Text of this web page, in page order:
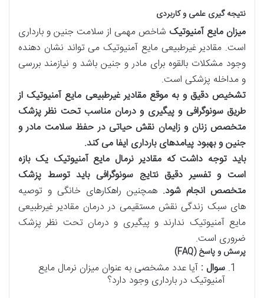
نتیجه گیری علمی و کاربردی
میزان مایع آمنیوتیک شاخص مهمی از سلامت جنین و بارداری
است. مقادیر غیرطبیعی مایع آمنیوتیک می تواند نشان دهنده
وجود مشکلات بالقوه برای مادر و جنین باشد و نیازمند بررسی
و مداخله پزشکی است.
تشخیص دقیق و به موقع مقادیر غیرطبیعی مایع آمنیوتیک از
طریق سونوگرافی و پیگیری و درمان مناسب تحت نظر پزشک
متخصص زنان و زایمان نقش حیاتی در حفظ سلامت مادر و
جنین و بهبود پیامدهای بارداری ایفا می کند.
باید توجه داشت که مقادیر نرمال مایع آمنیوتیک یک بازه
است و تفسیر دقیق نتایج سونوگرافی باید توسط پزشک
متخصص انجام شود. همچنین راهکارهای خانگی و توصیه
های سبک زندگی نقش مستقیمی در درمان مقادیر غیرطبیعی
مایع آمنیوتیک ندارند و پیگیری و درمان تحت نظر پزشک
ضروری است.
پرسش و پاسخ (FAQ)
سوال : آیا عدد مشخصی به عنوان میزان نرمال مایع
آمنیوتیک در بارداری وجود دارد؟